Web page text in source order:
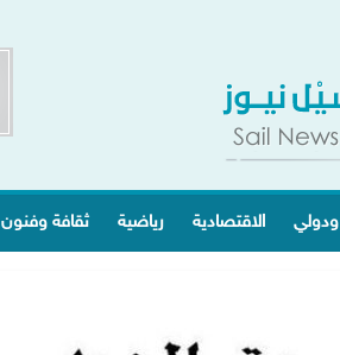
الاقتصادية رياضية ثقافة وفنون